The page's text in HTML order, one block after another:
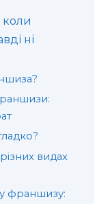
ні
видах
франшизу: